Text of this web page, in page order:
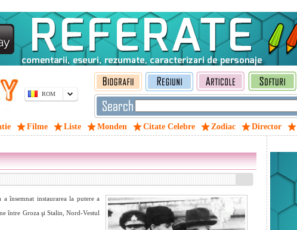
ROM
Filme Liste Monden Citate Celebre Zodiac Director
însemnat instaurarea la putere a
între Groza şi Stalin, Nord-Vestul